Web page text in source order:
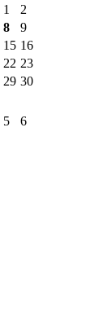
1
2
8
9
15 16
22 23
29 30
5 6